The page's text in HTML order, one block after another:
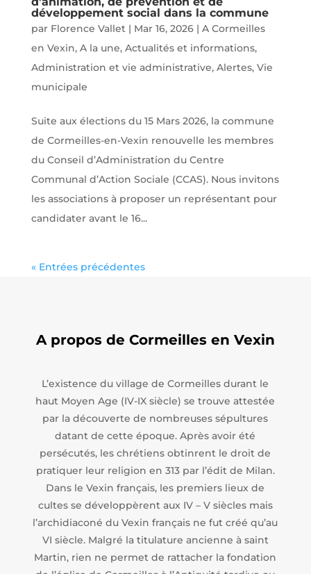
développement social dans la commune
par Florence Vallet| Mar 16, 2026| A Cormeilles
en Vexin, A la une, Actualités et informations,
Administration et vie administrative, Alertes, Vie
municipale
Suite aux élections du 15 Mars 2026, la commune
de Cormeilles-en-Vexin renouvelle les membres
du Conseil d’Administration du Centre
Communal d’Action Sociale (CCAS). Nous invitons
les associations à proposer un représentant pour
candidater avant le 16...
« Entrées précédentes
A propos de Cormeilles en Vexin
L’existence du village de Cormeilles durant le
haut Moyen Age (IV-IX siècle) se trouve attestée
par la découverte de nombreuses sépultures
datant de cette époque. Après avoir été
persécutés, les chrétiens obtinrent le droit de
pratiquer leur religion en 313 par l’édit de Milan.
Dans le Vexin français, les premiers lieux de
cultes se développèrent aux IV – V siècles mais
l’archidiaconé du Vexin français ne fut créé qu’au
VI siècle. Malgré la titulature ancienne à saint
Martin, rien ne permet de rattacher la fondation